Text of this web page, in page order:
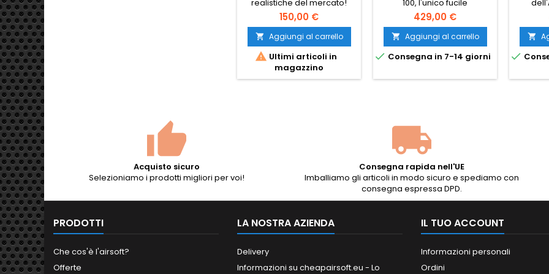
realistiche del mercato!
Cybergun 180531.
150,00 €
 Aggiungi al carrello
 Ultimi articoli in
magazzino
MONDIALE
100, l'unico fucile
mitragliatore prodotto in
quantità dal Giappone
imperiale durante la
seconda guerra mondiale.
Progettata da Kijiro Nambu,
Nagoya nel 1942-1945.
acciaio da 110 colpi, ~365
FPS. 860 mm, 3800 g.
429,00 €
 Aggiungi al carrello
 Consegna in 7-14 giorni
1905
guerra


Acquisto sicuro
Selezioniamo i prodotti migliori per voi!
Consegna rapida nell'UE
Imballiamo gli articoli in modo sicuro e spediamo con
consegna espressa DPD.
PRODOTTI
Che cos'è l'airsoft?
Offerte
LA NOSTRA AZIENDA
Delivery
Informazioni su cheapairsoft.eu - Lo
IL TUO ACCOUNT
Informazioni personali
Ordini